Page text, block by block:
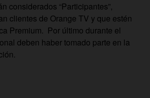
considerados “Participantes”,
clientes de Orange TV y que estén
Premium. Por último durante el
deben haber tomado parte en la